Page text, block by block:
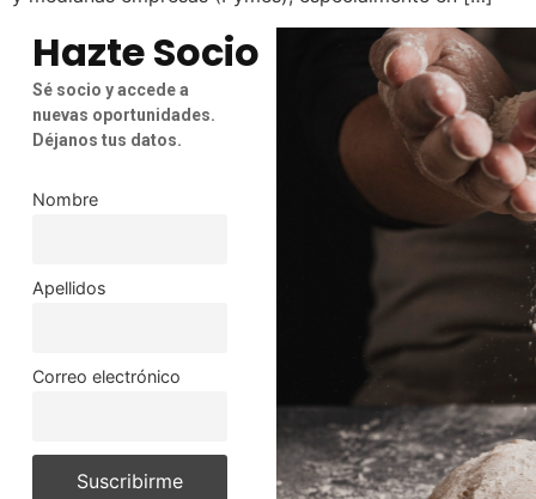
Hazte Socio
Sé socio y accede a
nuevas oportunidades.
Déjanos tus datos.
Nombre
Apellidos
Correo electrónico